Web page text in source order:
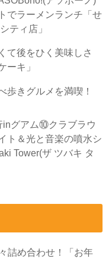
でラーメンランチ「せ
ティ店」
て後をひく美味しさ
ーキ」
歩きグルメを満喫！
inグアム⑩クラブラウ
ト＆光と音楽の噴水シ
Tower(ザ ツバキ タ
詰め合わせ！「お年